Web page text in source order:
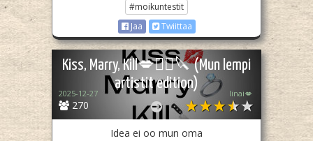
#moikuntestit
Jaa
Twiittaa
Kiss, Marry, Kill💋👰‍♀️🔪 (Mun lempi
artistit edition)
270
2025-12-27 Iinai💋
Idea ei oo mun oma